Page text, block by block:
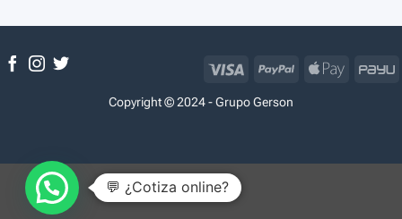
Copyright © 2024 - Grupo Gerson
Visa PayPal
Apple
💬 ¿Cotiza online?